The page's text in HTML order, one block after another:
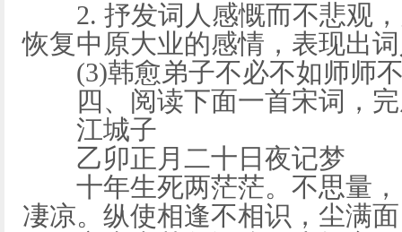
2. 抒发词人感慨而不悲观，
恢复中原大业的感情，表现出
(3)韩愈弟子不必不如师师不
四、阅读下面一首宋词，完
江城子
乙卯正月二十日夜记梦
十年生死两茫茫。不思量，
凄凉。纵使相逢不相识，尘满